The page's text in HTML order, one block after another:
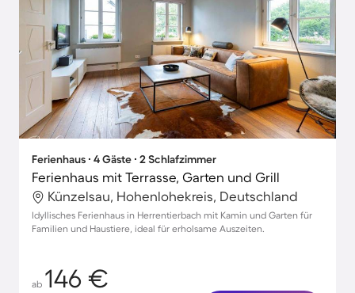
Ferienhaus ∙ 4 Gäste ∙ 2 Schlafzimmer
Ferienhaus mit Terrasse, Garten und Grill
Künzelsau, Hohenlohekreis, Deutschland
Idyllisches Ferienhaus in Herrentierbach mit Kamin und Garten für
Familien und Haustiere, ideal für erholsame Auszeiten.
ab 146 €